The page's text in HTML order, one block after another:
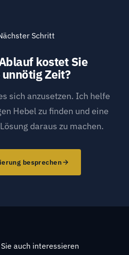
Schritt
kostet Sie
Zeit?
sich anzusetzen. Ich helfe
Hebel zu finden und eine
daraus zu machen.
besprechen
auch interessieren